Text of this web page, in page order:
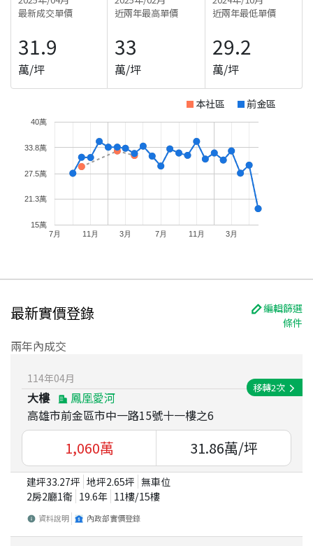
最新成交單價
31.9
萬/坪
近兩年最高單價
33
萬/坪
近兩年最低單價
29.2
萬/坪
本社區 前金區
7月 11月 3月 7月 11月 3月
15萬
21.3萬
27.5萬
33.8萬
40萬
最新實價登錄
編輯篩選
條件
兩年內成交
114年04月
大樓
鳳凰愛河
高雄市前金區市中一路15號十一樓之6
移轉2次
1,060萬 31.86萬/坪
建坪33.27坪 地坪2.65坪 無車位
2房2廳1衛 19.6年 11樓/15樓
資料說明 內政部實價登錄